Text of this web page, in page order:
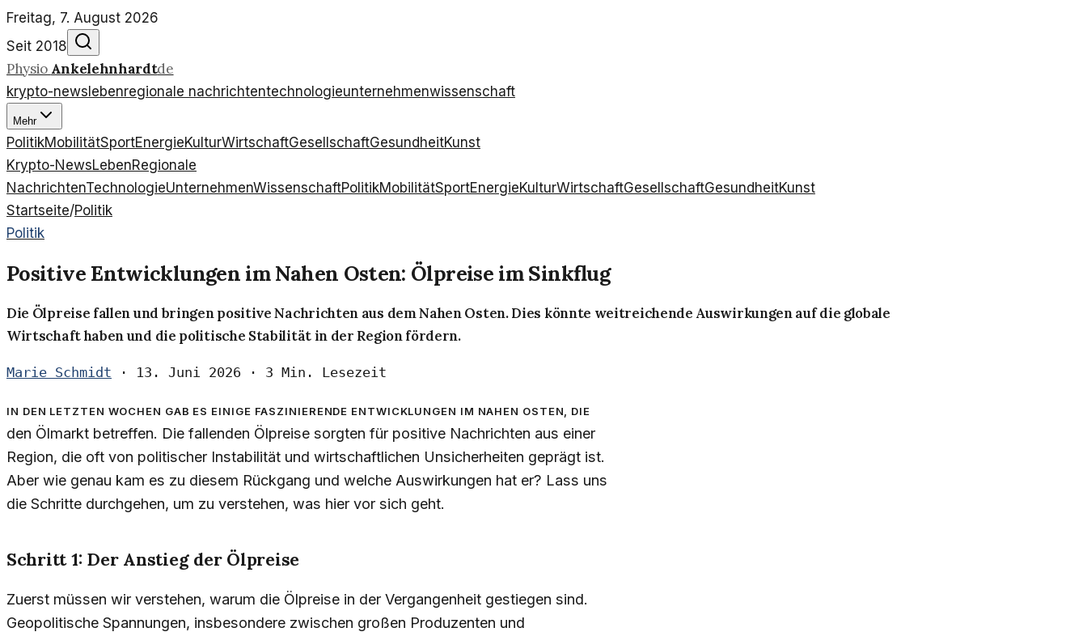
Freitag, 7. August 2026
Seit 2018
Physio Ankelehnhardtde
krypto-news lebenregionale nachrichtentechnologieunternehmenwissenschaft
Mehr
PolitikMobilitätSportEnergieKulturWirtschaftGesellschaftGesundheitKunst
Krypto-NewsLebenRegionale
NachrichtenTechnologieUnternehmenWissenschaftPolitikMobilitätSportEnergieKulturWirtschaftGesellschaftGesundheitKunst
Startseite/Politik
Politik
Positive Entwicklungen im Nahen Osten: Ölpreise im Sinkflug
Die Ölpreise fallen und bringen positive Nachrichten aus dem Nahen Osten. Dies könnte weitreichende Auswirkungen auf die globale
Wirtschaft haben und die politische Stabilität in der Region fördern.
Marie Schmidt · 13. Juni 2026 · 3 Min. Lesezeit
In den letzten Wochen gab es einige faszinierende Entwicklungen im Nahen Osten, die
den Ölmarkt betreffen. Die fallenden Ölpreise sorgten für positive Nachrichten aus einer
Region, die oft von politischer Instabilität und wirtschaftlichen Unsicherheiten geprägt ist.
Aber wie genau kam es zu diesem Rückgang und welche Auswirkungen hat er? Lass uns
die Schritte durchgehen, um zu verstehen, was hier vor sich geht.
Schritt 1: Der Anstieg der Ölpreise
Zuerst müssen wir verstehen, warum die Ölpreise in der Vergangenheit gestiegen sind.
Geopolitische Spannungen, insbesondere zwischen großen Produzenten und